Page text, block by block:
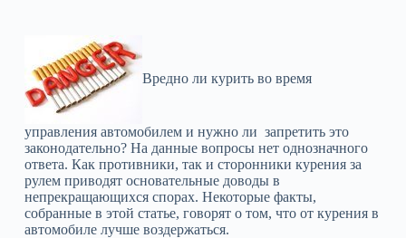
Вредно ли курить во время
управления автомобилем и нужно ли запретить это
законодательно? На данные вопросы нет однозначного
ответа. Как противники, так и сторонники курения за
рулем приводят основательные доводы в
непрекращающихся спорах. Некоторые факты,
собранные в этой статье, говорят о том, что от курения в
автомобиле лучше воздержаться.